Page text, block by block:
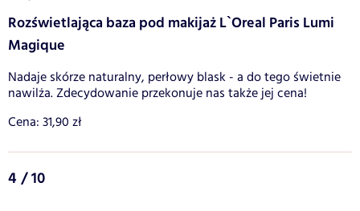
Rozświetlająca baza pod makijaż L`Oreal Paris Lumi
Magique
Nadaje skórze naturalny, perłowy blask - a do tego świetnie
nawilża. Zdecydowanie przekonuje nas także jej cena!
Cena: 31,90 zł
4 / 10